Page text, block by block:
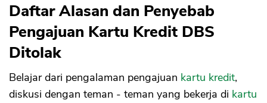
Daftar Alasan dan Penyebab
Pengajuan Kartu Kredit DBS
Ditolak
Belajar dari pengalaman pengajuan kartu kredit,
diskusi dengan teman - teman yang bekerja di kartu